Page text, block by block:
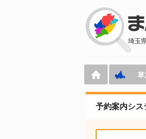
埼玉
草
予約案内シス